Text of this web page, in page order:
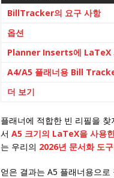
BillTracker의 요구 사항
옵션
Planner Inserts에 LaTeX
A4/A5 플래너용 Bill
더 보기
플래너에 적합한 빈 리필을
서 A5 크기의 LaTeX을 사
는 우리의 2026년 문서화 도
얻은 결과는 A5 플래너용으